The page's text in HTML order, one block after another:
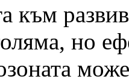
към
но